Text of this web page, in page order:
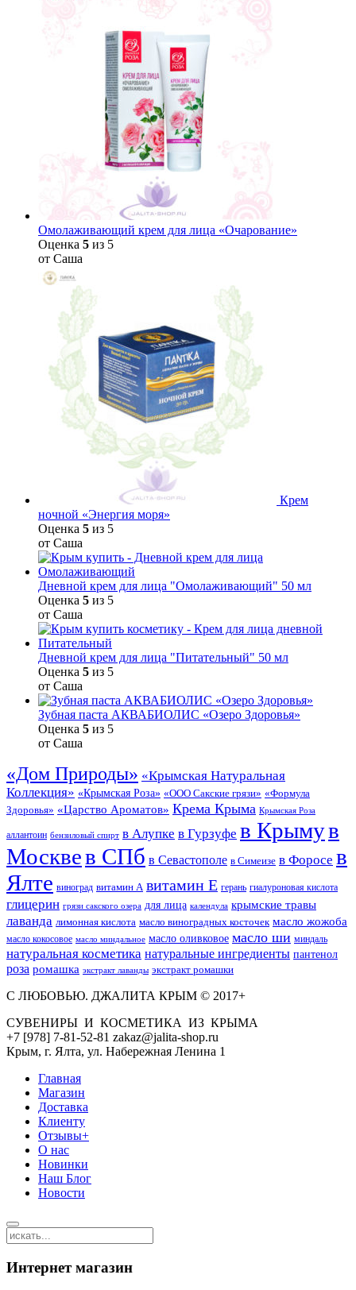
Омолаживающий крем для лица «Очарование»
Оценка 5 из 5
от Саша
Крем
ночной «Энергия моря»
Оценка 5 из 5
от Саша
Дневной крем для лица "Омолаживающий" 50 мл
Оценка 5 из 5
от Саша
Дневной крем для лица "Питательный" 50 мл
Оценка 5 из 5
от Саша
Зубная паста АКВАБИОЛИС «Озеро Здоровья»
Оценка 5 из 5
от Саша
«Дом Природы» «Крымская Натуральная
Коллекция» «Крымская Роза» «ООО Сакские грязи» «Формула
Здоровья» «Царство Ароматов» Крема Крыма Крымская Роза
аллантоин бензиловый спирт в Алупке в Гурзуфе в Крымув
Москвев СПб в Севастополе в Симеизе в Форосе в
Ялте виноград витамин А витамин Е герань гиалуроновая кислота
глицерин грязи сакского озера для лица календула крымские травы
лаванда лимонная кислота масло виноградных косточек масло жожоба
масло кокосовое масло миндальное масло оливковое масло ши миндаль
натуральная косметика натуральные ингредиенты пантенол
роза ромашка экстракт лаванды экстракт ромашки
С ЛЮБОВЬЮ. ДЖАЛИТА КРЫМ © 2017+
СУВЕНИРЫ И КОСМЕТИКА ИЗ КРЫМА
+7 [978] 7-81-52-81 zakaz@jalita-shop.ru
Крым, г. Ялта, ул. Набережная Ленина 1
Главная
Магазин
Доставка
Клиенту
Отзывы+
О нас
Новинки
Наш Блог
Новости
Интернет магазин